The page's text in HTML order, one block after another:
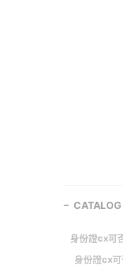
CATALOG
身份證cx